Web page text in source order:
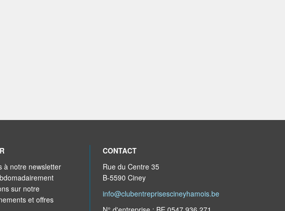
à notre newsletter
sur notre
et offres
CONTACT
Rue du Centre 35
B-5590 Ciney
info@clubentreprisescineyhamois.be